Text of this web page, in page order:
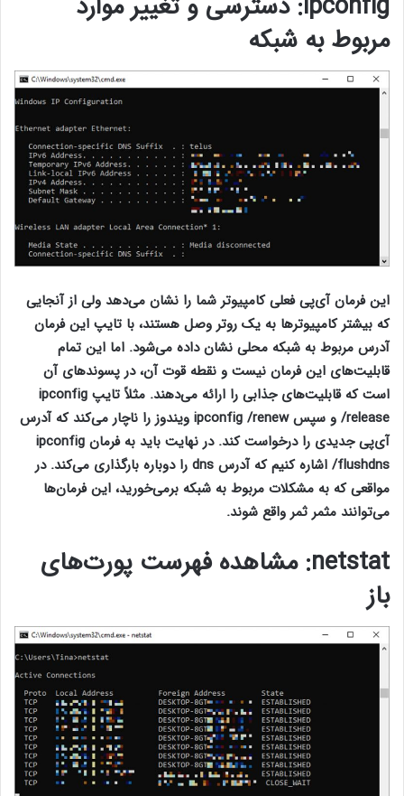
مربوط به شبکه
این فرمان آی‌پی فعلی کامپیوتر شما را نشان می‌دهد ولی از آنجایی
که بیشتر کامپیوترها به یک روتر وصل هستند، با تایپ این فرمان
آدرس مربوط به شبکه محلی نشان داده می‌شود. اما این تمام
قابلیت‌های این فرمان نیست و نقطه قوت آن، در پسوندهای آن
است که قابلیت‌های جذابی را ارائه می‌دهند. مثلاً تایپ ipconfig
/release و سپس ipconfig /renew ویندوز را ناچار می‌کند که آدرس
آی‌پی جدیدی را درخواست کند. در نهایت باید به فرمان ipconfig
/flushdns اشاره کنیم که آدرس dns را دوباره بارگذاری می‌کند. در
مواقعی که به مشکلات مربوط به شبکه برمی‌خورید، این فرمان‌ها
می‌توانند مثمر ثمر واقع شوند.
netstat: مشاهده فهرست پورت‌های
باز